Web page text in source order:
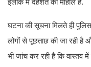
इलाके में दहशत का माहौल है.
घटना की सूचना मिलते ही
लोगों से पूछताछ की जा रही है
भी जांच कर रही है कि वास्तव में